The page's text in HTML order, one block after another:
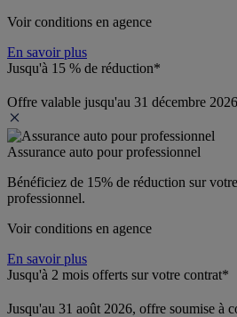
Voir conditions en agence
En savoir plus
Jusqu'à 15 % de réduction*
Offre valable jusqu'au 31 décembre
Assurance auto pour professionnel
Bénéficiez de 15% de réduction sur
professionnel.
Voir conditions en agence
En savoir plus
Jusqu'à 2 mois offerts sur votre contrat*
Jusqu'au 31 août 2026, offre soumise à